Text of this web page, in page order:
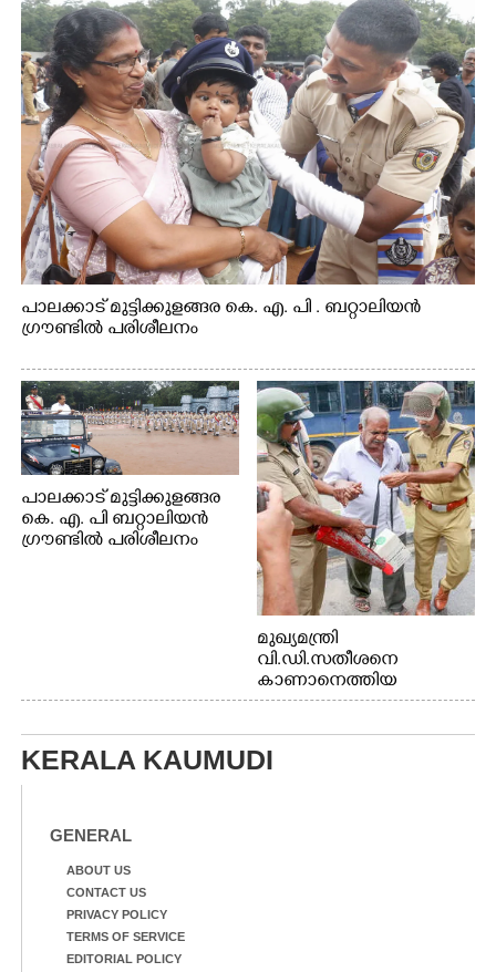
പാലക്കാട് മുട്ടിക്കുളങ്ങര കെ. എ. പി . ബറ്റാലിയൻ
ഗ്രൗണ്ടിൽ പരിശീലനം
പാലക്കാട് മുട്ടിക്കുളങ്ങര
കെ. എ. പി ബറ്റാലിയൻ
ഗ്രൗണ്ടിൽ പരിശീലനം
മുഖ്യമന്ത്രി
വി.ഡി.സതീശനെ
കാണാനെത്തിയ
മോഹനൻ നായർ
KERALA KAUMUDI
GENERAL
ABOUT US
CONTACT US
PRIVACY POLICY
TERMS OF SERVICE
EDITORIAL POLICY